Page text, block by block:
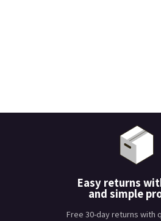
Easy returns
and simple
Free 30-day returns with